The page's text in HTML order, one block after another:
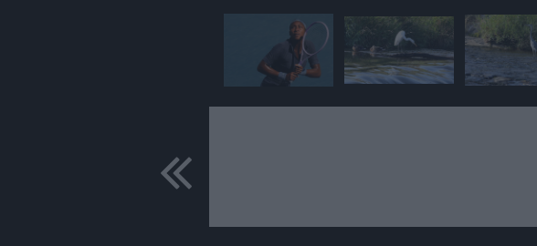
predchádzajúce